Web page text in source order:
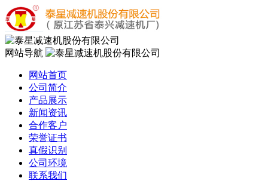
网站导航
网站首页
公司简介
产品展示
新闻资讯
合作客户
荣誉证书
真假识别
公司环境
联系我们